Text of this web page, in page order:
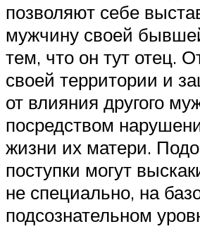
позволяют себе
мужчину своей
тем, что он тут отец.
своей территории и
от влияния другого
посредством
жизни их матери.
поступки могут
не специально, на
подсознательном